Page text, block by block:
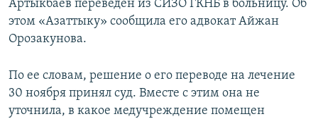
Артыкбаев переведен из СИЗО ГКНБ в больницу. Об
этом «Азаттыку» сообщила его адвокат Айжан
Орозакунова.
По ее словам, решение о его переводе на лечение
30 ноября принял суд. Вместе с этим она не
уточнила, в какое медучреждение помещен